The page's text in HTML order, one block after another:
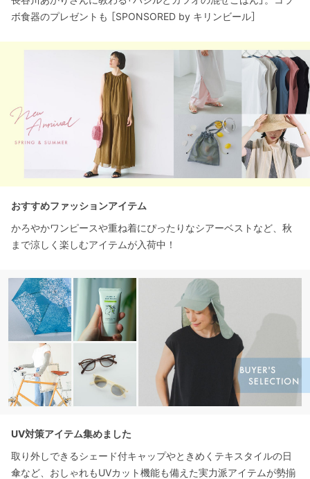
ボ食器のプレゼントも ［SPONSORED by キリンビール］
おすすめファッションアイテム
かろやかワンピースや重ね着にぴったりなシアーベストなど、秋
まで涼しく楽しむアイテムが入荷中！
UV対策アイテム集めました
取り外しできるシェード付キャップやときめくテキスタイルの日
傘など、おしゃれもUVカット機能も備えた実力派アイテムが勢揃